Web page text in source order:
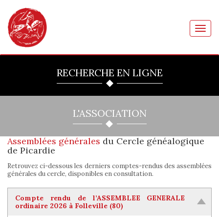
RECHERCHE EN LIGNE
L'ASSOCIATION
Assemblées générales du Cercle généalogique
de Picardie
Retrouvez ci-dessous les derniers comptes-rendus des assemblées
générales du cercle, disponibles en consultation.
Compte rendu de l’ASSEMBLEE GENERALE
ordinaire 2026 à Folleville (80)